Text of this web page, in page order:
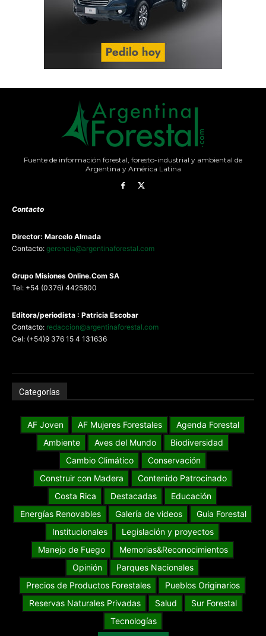
Fuente de información forestal, foresto-industrial y ambiental de
Argentina y América Latina
Contacto
Director: Marcelo Almada
Contacto: gerencia@argentinaforestal.com
Grupo Misiones Online.Com SA
Tel: +54 (0376) 4425800
Editora/periodista : Patricia Escobar
Contacto: redaccion@argentinaforestal.com
Cel: (+54)9 376 15 4 131636
Categorías
AF Joven AF Mujeres Forestales
Agenda Forestal
Ambiente
Aves del Mundo
Biodiversidad
Cambio Climático
Conservación
Construir con Madera
Contenido Patrocinado
Costa Rica
Destacadas
Educación
Energías Renovables
Galería de videos
Guia Forestal
Institucionales
Legislación y proyectos
Manejo de Fuego
Memorias&Reconocimientos
Opinión
Parques Nacionales
Precios de Productos Forestales
Pueblos Originarios
Reservas Naturales Privadas
Salud
Sur Forestal
Tecnologías